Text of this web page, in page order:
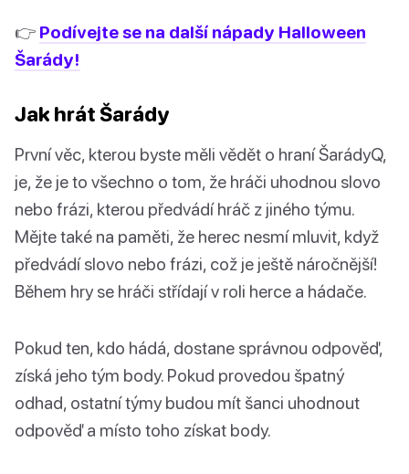
👉 Podívejte se na další nápady Halloween
Šarády!
Jak hrát Šarády
První věc, kterou byste měli vědět o hraní ŠarádyQ,
je, že je to všechno o tom, že hráči uhodnou slovo
nebo frázi, kterou předvádí hráč z jiného týmu.
Mějte také na paměti, že herec nesmí mluvit, když
předvádí slovo nebo frázi, což je ještě náročnější!
Během hry se hráči střídají v roli herce a hádače.
Pokud ten, kdo hádá, dostane správnou odpověď,
získá jeho tým body. Pokud provedou špatný
odhad, ostatní týmy budou mít šanci uhodnout
odpověď a místo toho získat body.